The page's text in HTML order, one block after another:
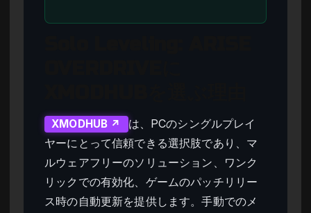
XMODHUB ↗
は、PCのシングルプレイ
ヤーにとって信頼できる選択肢であり、マ
ルウェアフリーのソリューション、ワンク
リックでの有効化、ゲームのパッチリリー
ス時の自動更新を提供します。手動でのメ